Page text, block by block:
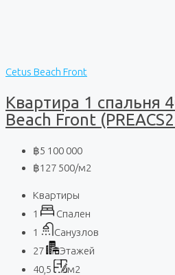
Cetus Beach Front
Квартира 1 спальня
Beach Front
฿5 100 000
฿127 500/м2
Квартиры
1
Спален
1
Санузлов
27
Этажей
40,5
м2